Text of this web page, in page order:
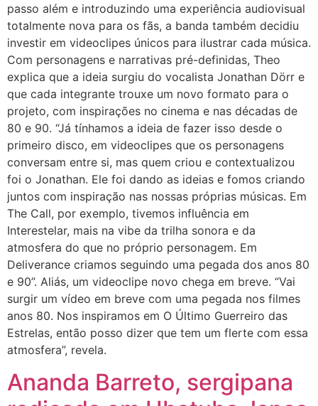
passo além e introduzindo uma experiência audiovisual
totalmente nova para os fãs, a banda também decidiu
investir em videoclipes únicos para ilustrar cada música.
Com personagens e narrativas pré-definidas, Theo
explica que a ideia surgiu do vocalista Jonathan Dörr e
que cada integrante trouxe um novo formato para o
projeto, com inspirações no cinema e nas décadas de
80 e 90. “Já tínhamos a ideia de fazer isso desde o
primeiro disco, em videoclipes que os personagens
conversam entre si, mas quem criou e contextualizou
foi o Jonathan. Ele foi dando as ideias e fomos criando
juntos com inspiração nas nossas próprias músicas. Em
The Call, por exemplo, tivemos influência em
Interestelar, mais na vibe da trilha sonora e da
atmosfera do que no próprio personagem. Em
Deliverance criamos seguindo uma pegada dos anos 80
e 90”. Aliás, um videoclipe novo chega em breve. “Vai
surgir um vídeo em breve com uma pegada nos filmes
anos 80. Nos inspiramos em O Último Guerreiro das
Estrelas, então posso dizer que tem um flerte com essa
atmosfera”, revela.
Ananda Barreto, sergipana